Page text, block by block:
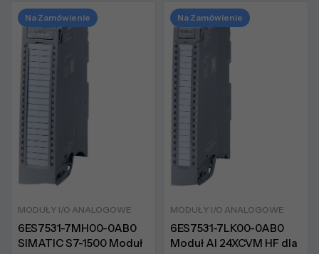
Na Zamówienie
MODUŁY I/O ANALOGOWE
6ES7531-7MH00-0AB0
SIMATIC S7-1500 Moduł
Na Zamówienie
MODUŁY I/O ANALOGOWE
6ES7531-7LK00-0AB0
Moduł AI 24XCVM HF dla